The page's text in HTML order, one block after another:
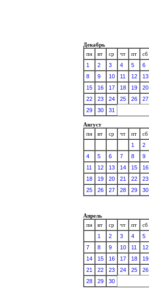
Декабрь
пн
вт ср чт пт сб
1
2 3 4 5 6
8
9 10 11 12 13
15
16 17 18 19 20
22
23 24 25 26 27
29
30 31
Август
пн
вт ср чт пт сб
1
2
4
5 6 7 8 9
11
12 13 14 15 16
18
19 20 21 22 23
25
26 27 28 29 30
Апрель
пн
вт ср чт пт сб
1
2 3 4 5
7
8 9 10 11 12
14
15 16 17 18 19
21
22 23 24 25 26
28
29 30